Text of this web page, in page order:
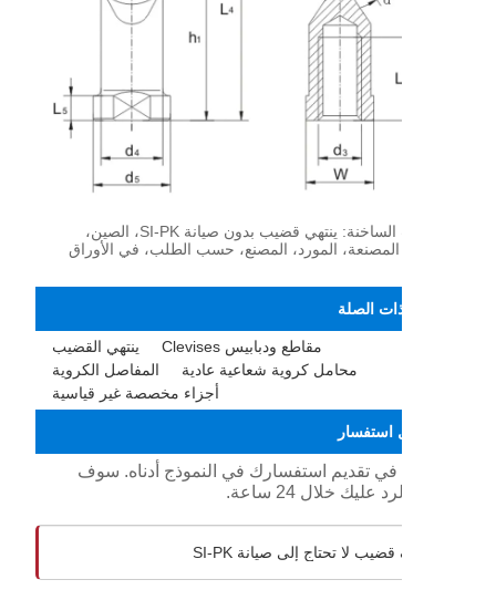
الكلمات الساخنة: ينتهي قضيب بدون صيانة SI-PK، الصين،
المورد، المصنع، حسب الطلب، في الأوراق
ينتهي القضيب
مقاطع ودبابيس Clevises
المفاصل الكروية
محامل كروية شعاعية عادية
أجزاء مخصصة غير قياسية
في تقديم استفسارك في النموذج أدناه. سوف
عليك خلال 24 ساعة.